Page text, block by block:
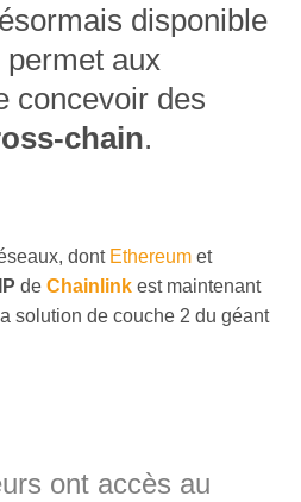
disponible
permet aux
concevoir des
chain.
dont Ethereum et
de Chainlink est maintenant
solution de couche 2 du géant
ont accès au